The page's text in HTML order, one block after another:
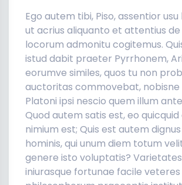
Ego autem tibi, Piso, assentior
ut acrius aliquanto et attentius de
locorum admonitu cogitemus.
istud dabit praeter Pyrrhonem,
eorumve similes, quos tu non
auctoritas commovebat, nobisne
Platoni ipsi nescio quem illum
Quod autem satis est, eo
nimium est; Quis est autem
hominis, qui unum diem totum
genere isto voluptatis?
iniurasque fortunae facile veteres